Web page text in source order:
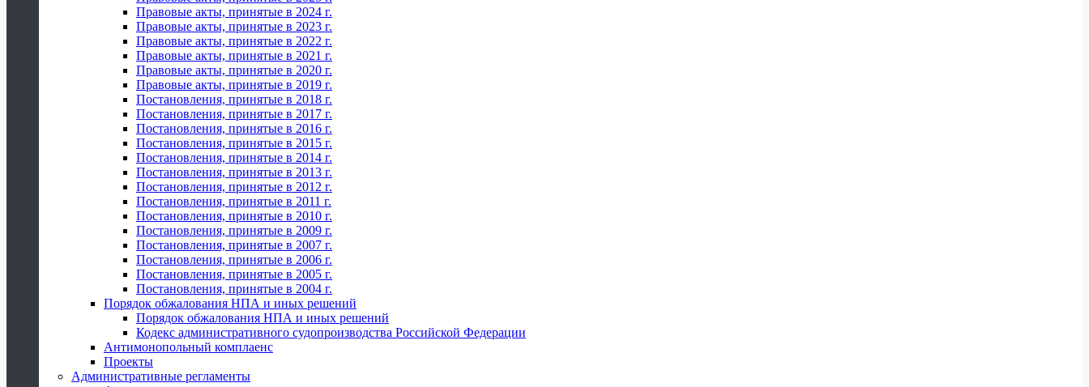
Правовые акты, принятые в 2024 г.
Правовые акты, принятые в 2023 г.
Правовые акты, принятые в 2022 г.
Правовые акты, принятые в 2021 г.
Правовые акты, принятые в 2020 г.
Правовые акты, принятые в 2019 г.
Постановления, принятые в 2018 г.
Постановления, принятые в 2017 г.
Постановления, принятые в 2016 г.
Постановления, принятые в 2015 г.
Постановления, принятые в 2014 г.
Постановления, принятые в 2013 г.
Постановления, принятые в 2012 г.
Постановления, принятые в 2011 г.
Постановления, принятые в 2010 г.
Постановления, принятые в 2009 г.
Постановления, принятые в 2007 г.
Постановления, принятые в 2006 г.
Постановления, принятые в 2005 г.
Постановления, принятые в 2004 г.
Порядок обжалования НПА и иных решений
Порядок обжалования НПА и иных решений
Кодекс административного судопроизводства Российской Федерации
Антимонопольный комплаенс
Проекты
Административные регламенты